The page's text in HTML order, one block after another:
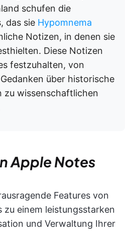
schufen die
das sie Hypomnema
Notizen, in denen sie
Diese Notizen
festzuhalten, von
über historische
zu wissenschaftlichen
Apple Notes
Features von
zu einem leistungsstarken
und Verwaltung Ihrer